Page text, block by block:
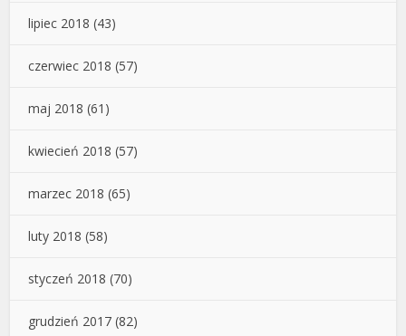
lipiec 2018 (43)
czerwiec 2018 (57)
maj 2018 (61)
kwiecień 2018 (57)
marzec 2018 (65)
luty 2018 (58)
styczeń 2018 (70)
grudzień 2017 (82)